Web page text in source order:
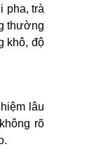
pha, trà
thường
khô, độ
lâu
rõ